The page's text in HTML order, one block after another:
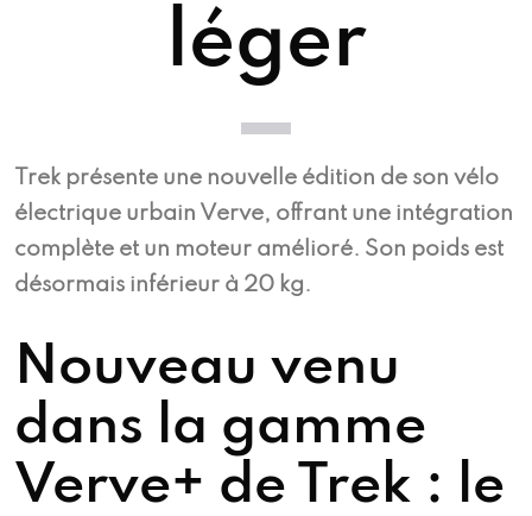
léger
Trek présente une nouvelle édition de son vélo
électrique urbain Verve, offrant une intégration
complète et un moteur amélioré. Son poids est
désormais inférieur à 20 kg.
Nouveau venu
dans la gamme
Verve+ de Trek : le